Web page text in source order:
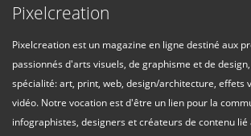
Pixelcreation
Pixelcreation est un magazine en ligne destiné aux
passionnés d'arts visuels, de graphisme et de
spécialité: art, print, web, design/architecture, effets
vidéo. Notre vocation est d'être un lien pour la
infographistes, designers et créateurs de contenu lié